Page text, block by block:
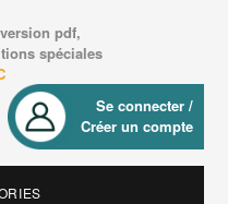
pdf,
spéciales
Se connecter /
Créer un compte